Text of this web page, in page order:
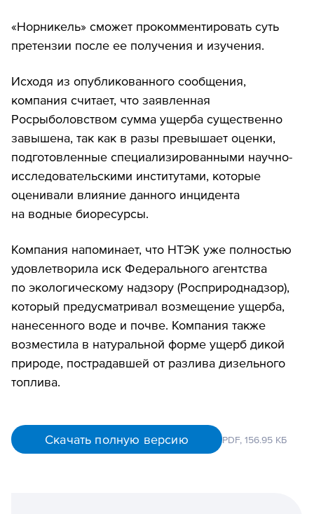
«Норникель» сможет прокомментировать суть
претензии после ее получения и изучения.
Исходя из опубликованного сообщения,
компания считает, что заявленная
Росрыболовством сумма ущерба существенно
завышена, так как в разы превышает оценки,
подготовленные специализированными научно-
исследовательскими институтами, которые
оценивали влияние данного инцидента
на водные биоресурсы.
Компания напоминает, что НТЭК уже полностью
удовлетворила иск Федерального агентства
по экологическому надзору (Росприроднадзор),
который предусматривал возмещение ущерба,
нанесенного воде и почве. Компания также
возместила в натуральной форме ущерб дикой
природе, пострадавшей от разлива дизельного
топлива.
Скачать полную версию PDF, 156.95 КБ